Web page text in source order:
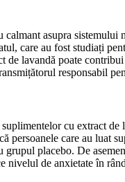
calmant asupra
care au fost studiați
de lavandă poate
responsabil
cu extract
persoanele care au luat
placebo. De
nivelul de anxietate în